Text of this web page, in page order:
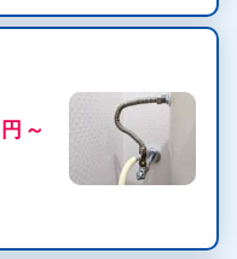
円～